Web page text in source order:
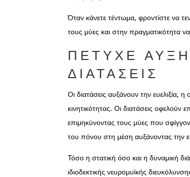
Όταν κάνετε τέντωμα, φροντίστε να
τους μύες και στην πραγματικότητα
ΠΈΤΥΧΕ
ΔΙΑΤΆΣΕΙΣ
Οι διατάσεις αυξάνουν την
κινητικότητας. Οι διατάσεις
επιμηκύνοντας τους μύες που
του πόνου στη μέση αυξάνοντας την
Τόσο η στατική όσο και η δυναμική
ιδιοδεκτικής νευρομυϊκής